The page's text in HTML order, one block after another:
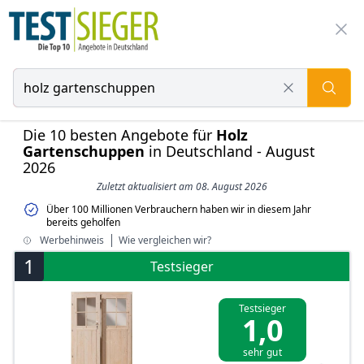
Die 10 besten Angebote für Holz
Gartenschuppen in Deutschland - August
2026
Zuletzt aktualisiert am 08. August 2026
Über 100 Millionen Verbrauchern haben wir in diesem Jahr
bereits geholfen
Werbehinweis
Wie vergleichen wir?
1 Testsieger
Testsieger
1,0
sehr gut